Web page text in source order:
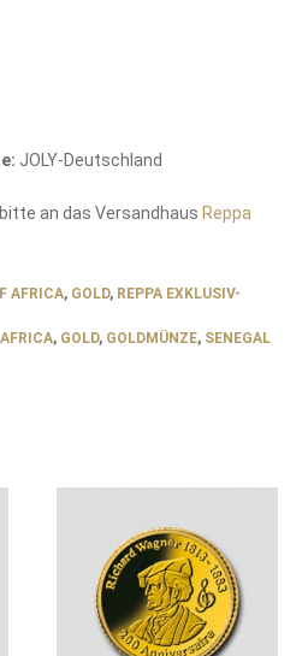
JOLY-Deutschland
an das Versandhaus Reppa
AFRICA, GOLD, REPPA EXKLUSIV-
, GOLD, GOLDMÜNZE, SENEGAL